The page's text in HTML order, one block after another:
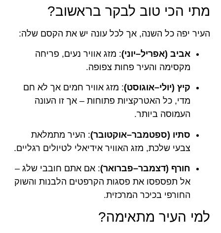
מתי הכי טוב לבקר בראשוב?
העיר יפה כל השנה, אך לכל עונה יש את הקסם שלה:
אביב (אפריל–יוני): מזג אוויר נעים, פריחה
מקסימה והעיר פחות צפופה.
קיץ (יולי–אוגוסט): מזג אוויר חמים אך לא חם
מדי, כל האטרקציות פתוחות – אך זו העונה
העמוסה ביותר.
סתיו (ספטמבר–אוקטובר): העיר מתמלאת
צבעי שלכת, מזג האוויר אידיאלי לטיולים רגליים.
חורף (דצמבר–פברואר): אם אתם חובבי שלג –
אל תפספסו את פסגות הקרפטים הלבנות והשוק
החורפי בכיכר המרכזית.
למי העיר מתאימה?